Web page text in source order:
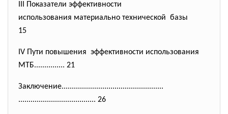
III Показатели эффективности
использования материально технической базы
15
IV Пути повышения эффективности использования
МТБ............... 21
Заключение..................................................
...................................... 26